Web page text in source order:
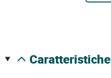
caratteristiche